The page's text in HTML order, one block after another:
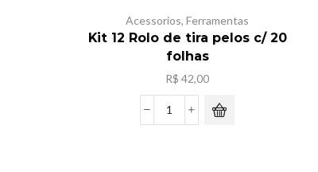
Acessorios, Ferramentas
Kit 12 Rolo de tira pelos c/ 20
folhas
R$ 42,00
Kit